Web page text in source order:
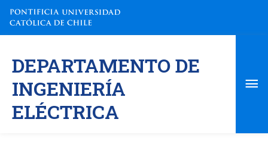
contenido
DEPARTAMENTO DE
INGENIERÍA
ELÉCTRICA